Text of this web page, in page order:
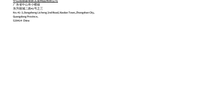
广东省中山市小榄镇
东升丽城二路41号之三
No. 41-3, Dongsheng Licheng 2nd Road, Xiaolan Town, Zhongshan City,
Guangdong Province,
528414 China